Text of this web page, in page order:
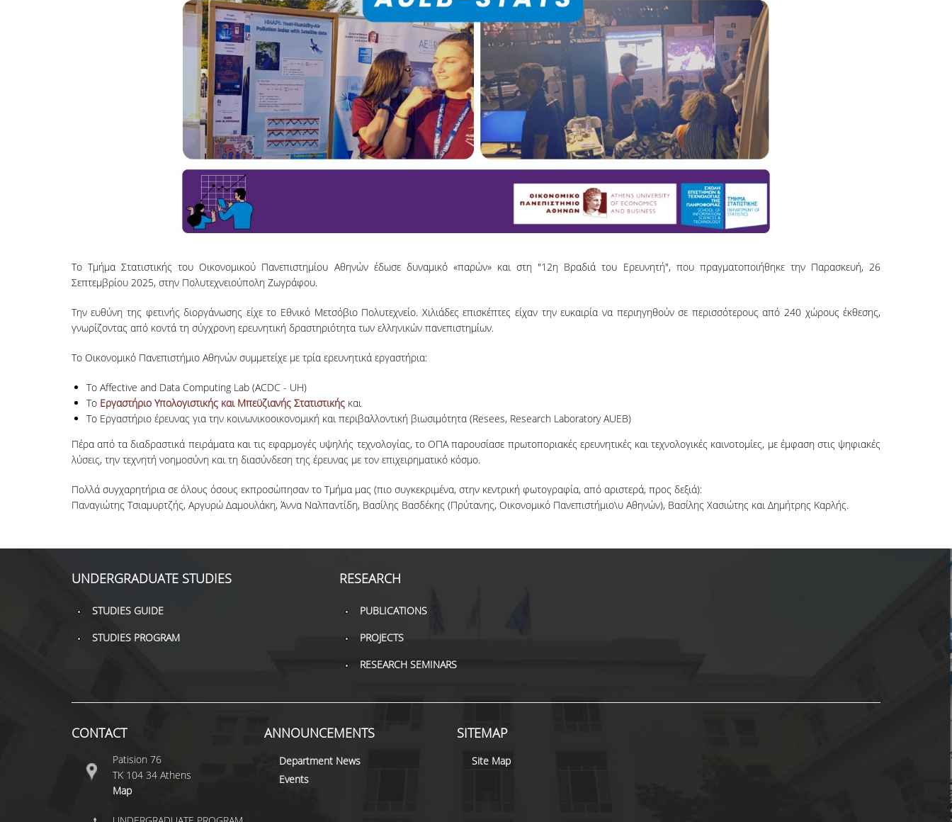
Το Τμήμα Στατιστικής του Οικονομικού Πανεπιστημίου Αθηνών έδωσε δυναμικό «παρών» και στη "12η Βραδιά του Ερευνητή", που πραγματοποιήθηκε την Παρασκευή, 26
Σεπτεμβρίου 2025, στην Πολυτεχνειούπολη Ζωγράφου.
Την ευθύνη της φετινής διοργάνωσης είχε το Εθνικό Μετσόβιο Πολυτεχνείο. Χιλιάδες επισκέπτες είχαν την ευκαιρία να περιηγηθούν σε περισσότερους από 240 χώρους έκθεσης,
γνωρίζοντας από κοντά τη σύγχρονη ερευνητική δραστηριότητα των ελληνικών πανεπιστημίων.
Το Οικονομικό Πανεπιστήμιο Αθηνών συμμετείχε με τρία ερευνητικά εργαστήρια:
Το Affective and Data Computing Lab (ACDC - UH)
Το Εργαστήριο Υπολογιστικής και Μπεϋζιανής Στατιστικήςκαι
Το Εργαστήριο έρευνας για την κοινωνικοοικονομική και περιβαλλοντική βιωσιμότητα (Resees, Research Laboratory AUEB)
Πέρα από τα διαδραστικά πειράματα και τις εφαρμογές υψηλής τεχνολογίας, το ΟΠΑ παρουσίασε πρωτοποριακές ερευνητικές και τεχνολογικές καινοτομίες, με έμφαση στις ψηφιακές
λύσεις, την τεχνητή νοημοσύνη και τη διασύνδεση της έρευνας με τον επιχειρηματικό κόσμο.
Πολλά συγχαρητήρια σε όλους όσους εκπροσώπησαν το Τμήμα μας (πιο συγκεκριμένα, στην κεντρική φωτογραφία, από αριστερά, προς δεξιά):
Παναγιώτης Τσιαμυρτζής, Αργυρώ Δαμουλάκη, Άννα Ναλπαντίδη, Βασίλης Βασδέκης (Πρύτανης, Οικονομικό Πανεπιστήμιο\υ Αθηνών), Βασίλης Χασιώτης και Δημήτρης Καρλής.
UNDERGRADUATE STUDIES
STUDIES GUIDE
STUDIES PROGRAM
RESEARCH
PUBLICATIONS
PROJECTS
RESEARCH SEMINARS
CONTACT
Patision 76
ΤΚ 104 34 Athens
Map
ANNOUNCEMENTS
Department News
Events
SITEMAP
Site Map